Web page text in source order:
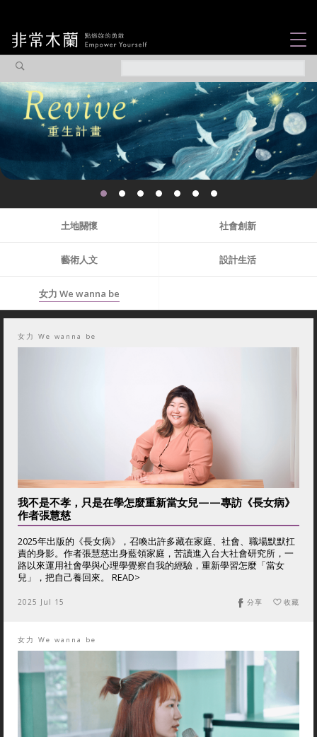
觀點專欄
焦點企劃
社會企業
認識我們
木蘭選片
土地關懷 社會創新
藝術人文 設計生活
女力 We wanna be
女力 We wanna be
我不是不孝，只是在學怎麼重新當女兒——專訪《長女病》
作者張慧慈
2025年出版的《長女病》，召喚出許多藏在家庭、社會、職場默默扛
責的身影。作者張慧慈出身藍領家庭，苦讀進入台大社會研究所，一
路以來運用社會學與心理學覺察自我的經驗，重新學習怎麼「當女
兒」，把自己養回來。 READ>
2025 Jul 15 收藏
分享
女力 We wanna be